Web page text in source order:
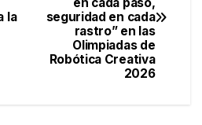
m
tir
seguridad en cada
rastro” en las
Olimpiadas de
Robótica Creativa
2026
la